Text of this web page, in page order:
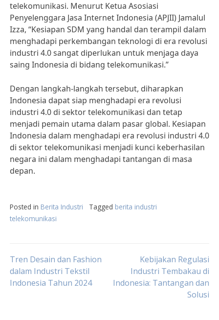
telekomunikasi. Menurut Ketua Asosiasi
Penyelenggara Jasa Internet Indonesia (APJII) Jamalul
Izza, “Kesiapan SDM yang handal dan terampil dalam
menghadapi perkembangan teknologi di era revolusi
industri 4.0 sangat diperlukan untuk menjaga daya
saing Indonesia di bidang telekomunikasi.”
Dengan langkah-langkah tersebut, diharapkan
Indonesia dapat siap menghadapi era revolusi
industri 4.0 di sektor telekomunikasi dan tetap
menjadi pemain utama dalam pasar global. Kesiapan
Indonesia dalam menghadapi era revolusi industri 4.0
di sektor telekomunikasi menjadi kunci keberhasilan
negara ini dalam menghadapi tantangan di masa
depan.
Posted in Berita Industri Tagged berita industri
telekomunikasi
Post
navigation
Tren Desain dan Fashion
dalam Industri Tekstil
Indonesia Tahun 2024
Kebijakan Regulasi
Industri Tembakau di
Indonesia: Tantangan dan
Solusi